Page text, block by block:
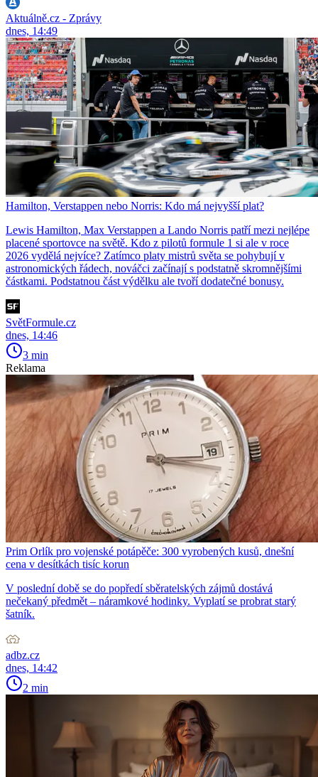
Aktuálně.cz - Zprávy
dnes, 14:49
Hamilton, Verstappen nebo Norris: Kdo má nejvyšší plat?
Lewis Hamilton, Max Verstappen a Lando Norris patří mezi nejlépe
placené sportovce na světě. Kdo z pilotů formule 1 si ale v roce
2026 vydělá nejvíce? Zatímco platy mistrů světa se pohybují v
astronomických řádech, nováčci začínají s podstatně skromnějšími
částkami. Podstatnou část výdělku ale tvoří dodatečné bonusy.
SvětFormule.cz
dnes, 14:46
3 min
Reklama
Prim Orlík pro vojenské potápěče: 300 vyrobených kusů, dnešní
cena v desítkách tisíc korun
V poslední době se do popředí sběratelských zájmů dostává
nečekaný předmět – náramkové hodinky. Vyplatí se probrat starý
šatník.
adbz.cz
dnes, 14:42
2 min